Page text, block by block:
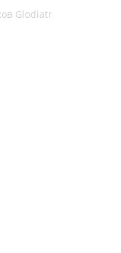
Glodiatr